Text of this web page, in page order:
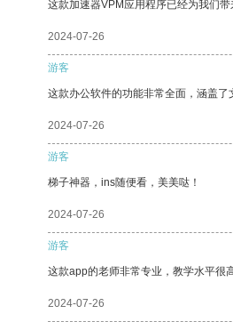
这款加速器VPM应用程序已经为我们带
2024-07-26
游客
这款办公软件的功能非常全面，涵盖了
2024-07-26
游客
梯子神器，ins随便看，美美哒！
2024-07-26
游客
这款app的老师非常专业，教学水平很
2024-07-26